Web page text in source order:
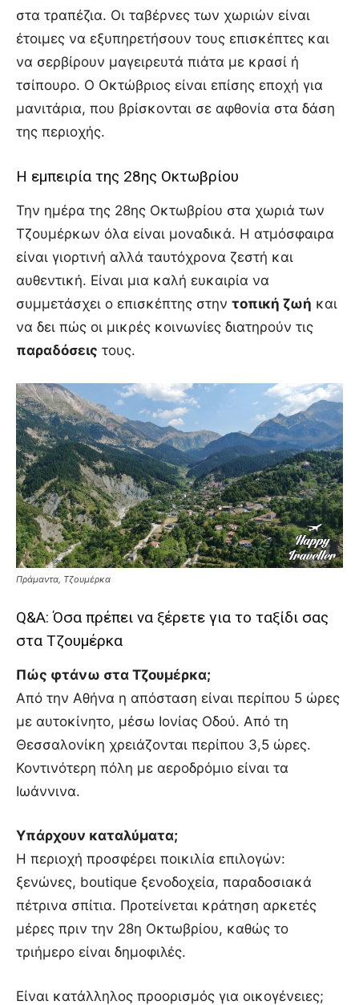
στα τραπέζια. Οι ταβέρνες των χωριών είναι
έτοιμες να εξυπηρετήσουν τους επισκέπτες και
να σερβίρουν μαγειρευτά πιάτα με κρασί ή
τσίπουρο. Ο Οκτώβριος είναι επίσης εποχή για
μανιτάρια, που βρίσκονται σε αφθονία στα δάση
της περιοχής.
Η εμπειρία της 28ης Οκτωβρίου
Την ημέρα της 28ης Οκτωβρίου στα χωριά των
Τζουμέρκων όλα είναι μοναδικά. Η ατμόσφαιρα
είναι γιορτινή αλλά ταυτόχρονα ζεστή και
αυθεντική. Είναι μια καλή ευκαιρία να
συμμετάσχει ο επισκέπτης στην τοπική ζωή και
να δει πώς οι μικρές κοινωνίες διατηρούν τις
παραδόσεις τους.
Πράμαντα, Τζουμέρκα
Q&A: Όσα πρέπει να ξέρετε για το ταξίδι σας
στα Τζουμέρκα
Πώς φτάνω στα Τζουμέρκα;
Από την Αθήνα η απόσταση είναι περίπου 5 ώρες
με αυτοκίνητο, μέσω Ιονίας Οδού. Από τη
Θεσσαλονίκη χρειάζονται περίπου 3,5 ώρες.
Κοντινότερη πόλη με αεροδρόμιο είναι τα
Ιωάννινα.
Υπάρχουν καταλύματα;
Η περιοχή προσφέρει ποικιλία επιλογών:
ξενώνες, boutique ξενοδοχεία, παραδοσιακά
πέτρινα σπίτια. Προτείνεται κράτηση αρκετές
μέρες πριν την 28η Οκτωβρίου, καθώς το
τριήμερο είναι δημοφιλές.
Είναι κατάλληλος προορισμός για οικογένειες;